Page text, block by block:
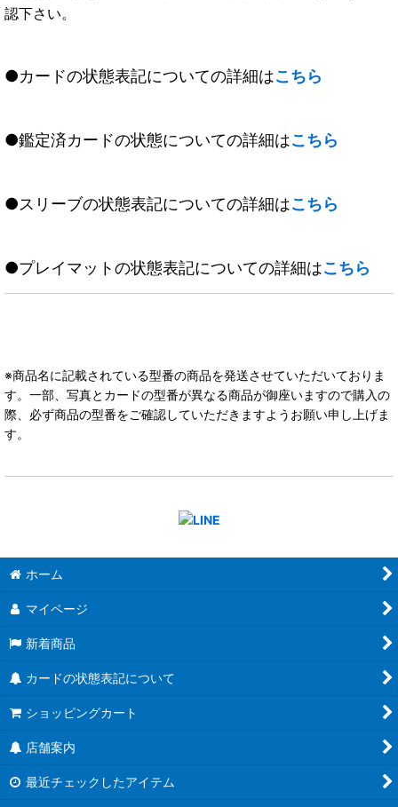
認下さい。
●カードの状態表記についての詳細はこちら
●鑑定済カードの状態についての詳細はこちら
●スリーブの状態表記についての詳細はこちら
●プレイマットの状態表記についての詳細はこちら
※商品名に記載されている型番の商品を発送させていただいておりま
す。一部、写真とカードの型番が異なる商品が御座いますので購入の
際、必ず商品の型番をご確認していただきますようお願い申し上げま
す。
ホーム
マイページ
新着商品
カードの状態表記について
ショッピングカート
店舗案内
最近チェックしたアイテム